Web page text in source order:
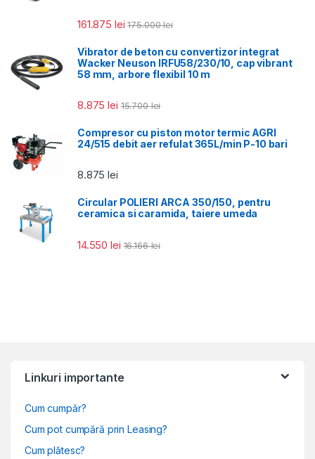
161.875 lei 175.000lei
Vibrator de beton cu convertizor integrat
Wacker Neuson IRFU58/230/10, cap vibrant
58 mm, arbore flexibil 10 m
8.875lei 15.700lei
Compresor cu piston motor termic AGRI
24/515 debit aer refulat 365L/min P-10 bari
8.875lei
Circular POLIERI ARCA 350/150, pentru
ceramica si caramida, taiere umeda
14.550lei 16.166lei
Linkuri importante
Cum cumpăr?
Cum pot cumpără prin Leasing?
Cum plătesc?